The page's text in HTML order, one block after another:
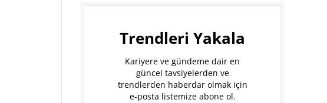
Trendleri Yakala
Kariyere ve gündeme dair en
güncel tavsiyelerden ve
trendlerden haberdar olmak için
e-posta listemize abone ol.